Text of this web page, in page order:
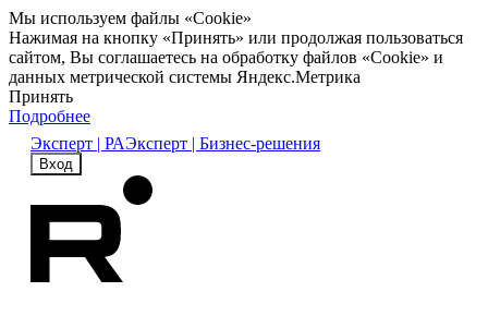
Мы используем файлы «Cookie»
Нажимая на кнопку «Принять» или продолжая пользоваться
сайтом, Вы соглашаетесь на обработку файлов «Cookie» и
данных метрической системы Яндекс.Метрика
Принять
Подробнее
Эксперт | РАЭксперт | Бизнес-решения
Вход